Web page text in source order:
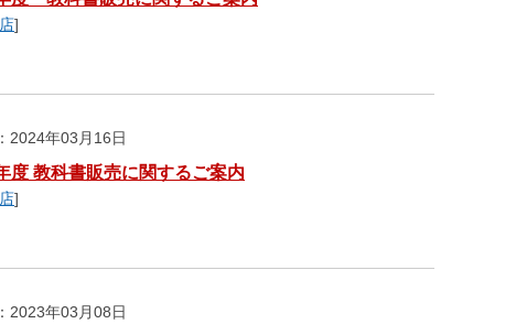
]
2024年03月16日
度 教科書販売に関するご案内
]
2023年03月08日